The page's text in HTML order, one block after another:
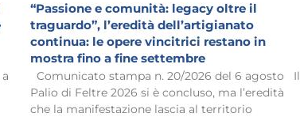
“Passione e comunità: legacy oltre il
traguardo”, l’eredità dell’artigianato
continua: le opere vincitrici restano in
mostra fino a fine settembre
Comunicato stampa n. 20/2026 del 6 agosto Il
Palio di Feltre 2026 si è concluso, ma l’eredità
che la manifestazione lascia al territorio